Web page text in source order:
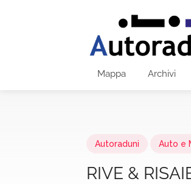
Mappa Archivi
Autoraduni Auto e
RIVE &